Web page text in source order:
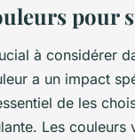
pour
à considérer
a un impact
de les
Les